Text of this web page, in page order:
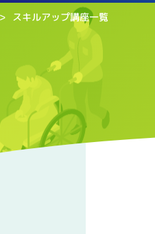
スキルアップ講座一覧